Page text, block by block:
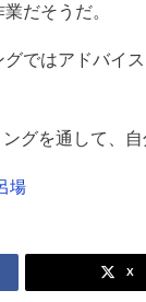
だそうだ。
ではアドバイ
グを通して、
場
X